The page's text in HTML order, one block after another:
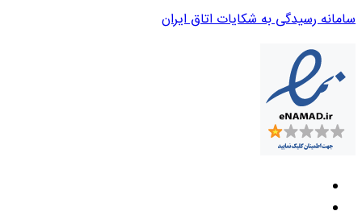
سامانه رسیدگی به شکایات اتاق ایران